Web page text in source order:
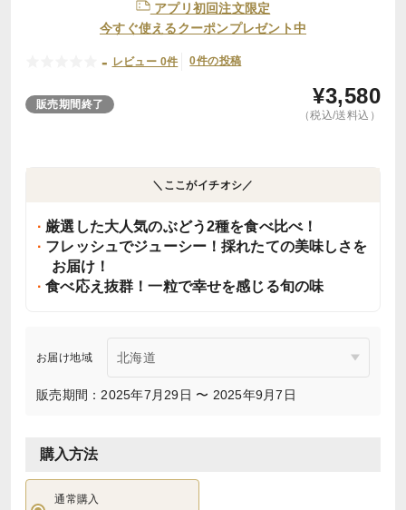
アプリ初回注文限定
今すぐ使えるクーポンプレゼント中
- レビュー 0件 0件の投稿
販売期間終了 ¥3,580
（税込/送料込）
＼ここがイチオシ／
厳選した大人気のぶどう2種を食べ比べ！
フレッシュでジューシー！採れたての美味しさを
お届け！
食べ応え抜群！一粒で幸せを感じる旬の味
お届け地域
販売期間：2025年7月29日 〜 2025年9月7日
購入方法
通常購入